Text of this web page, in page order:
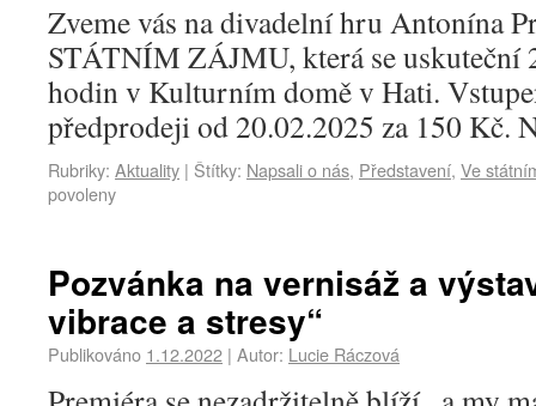
Zveme vás na divadelní hru Antonína
STÁTNÍM ZÁJMU, která se uskuteční
hodin v Kulturním domě v Hati.
předprodeji od 20.02.2025 za 150 Kč.
Rubriky: Aktuality | Štítky: Napsali o nás, Představení, Ve
povoleny
Pozvánka na vernisáž a
vibrace a stresy“
Publikováno 1.12.2022 | Autor: Lucie Ráczová